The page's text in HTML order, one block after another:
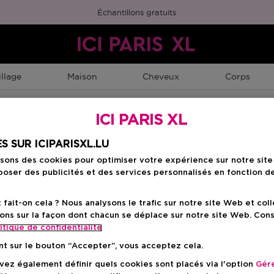
Échantillons gratuits
Maison Cheveux Corps
ICI PARIS XL
SUR ICIPARISXL.LU
des cookies pour optimiser votre expérience sur notre
des publicités et des services personnalisés en fonction
fait-on cela ? Nous analysons le trafic sur notre site Web et
sur la façon dont chacun se déplace sur notre site Web.
de confidentialite
sur le bouton “Accepter”, vous acceptez cela.
également définir quels cookies sont placés via l'option